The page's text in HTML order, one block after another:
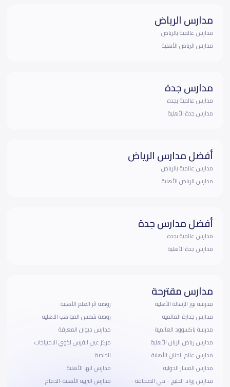
مدارس الرياض
مدارس عالمية بالرياض
مدارس الرياض الأهلية
مدارس جدة
مدارس عالمية بجده
مدارس جدة الأهلية
أفضل مدارس الرياض
مدارس عالمية بالرياض
مدارس الرياض الأهلية
أفضل مدارس جدة
مدارس عالمية بجده
مدارس جدة الأهلية
مدارس مقترحة
مدرسة نور الرسالة الأهلية
مدارس جدارة العالمية
مدرسة باكسوود العالمية
مدارس رياض الريان الأهلية
مدارس عالم الحنان الأهلية
مدارس المسار الدولية
مدارس رواد الخليج - حي الصحافة -
روضة اثر العلم الأهلية
روضة شمس المواهب الاهليه
مدارس ديوان المعرفة
مركز عين الفرس لذوي الاحتياجات
الخاصة
مدارس ابها الأهلية
مدارس التربية الأهلية-الدمام